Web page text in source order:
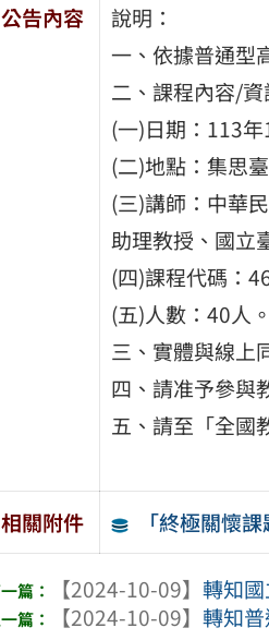
公告內容
說明：
一、依據普通型
二、課程內容/資
(一)日期：113
(二)地點：集思
(三)講師：中華
助理教授、國立
(四)課程代碼：
(五)人數：40人。
三、實體與線上
四、請准予參與
五、請至「全國
相關附件 「終極關懷
【2024-10-09】轉知
【2024-10-09】轉知